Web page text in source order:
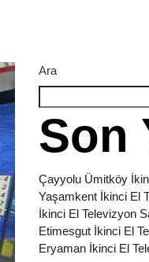
Ara
Son
Çayyolu Ümitköy
Yaşamkent İkinci El
İkinci El Televizyon
Etimesgut İkinci El
Eryaman İkinci El